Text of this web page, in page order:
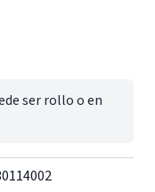
ser rollo o en